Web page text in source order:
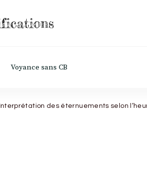
Voyance sans CB
Interprétation des éternuements selon